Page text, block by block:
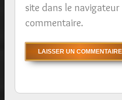
site dans le
commentaire.